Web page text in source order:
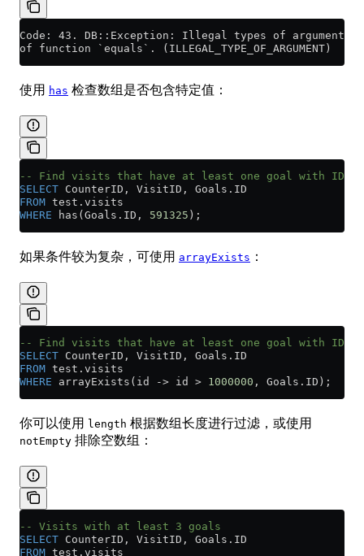
Code: 43. DB::Exception: Illegal types of
of function `equals`. (ILLEGAL_TYPE_OF_ARGUMENT)
使用 has 检查数组是否包含特定值：
-- Find visits that have at least one goal with ID
SELECT CounterID, VisitID, Goals . ID
FROM test . visits
WHERE has( Goals . ID , 591325 );
如果条件较为复杂，可使用 arrayExists ：
-- Find visits that have at least one goal with ID
SELECT CounterID, VisitID, Goals . ID
FROM test . visits
WHERE arrayExists(id -> id > 1000000 , Goals . ID );
你可以使用 length 根据数组长度进行过滤，或使用
notEmpty 排除空数组：
-- Visits with at least 3 goals
SELECT CounterID, VisitID, Goals . ID
FROM test . visits